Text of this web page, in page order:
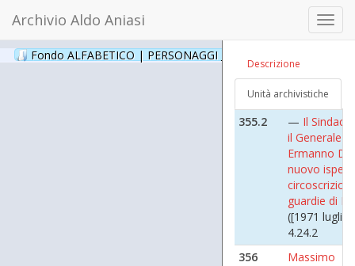
Archivio Aldo Aniasi
Fondo ALFABETICO | PERSONAGGI _ Archivio Fotografico
Descrizione
Unità archivistiche
Ermanno
nuovo
guardie di
([1971 luglio
4.24.1
355.2
— Il
il Generale
Ermanno Di
nuovo
guardie di
([1971 luglio
4.24.2
356
Massimo